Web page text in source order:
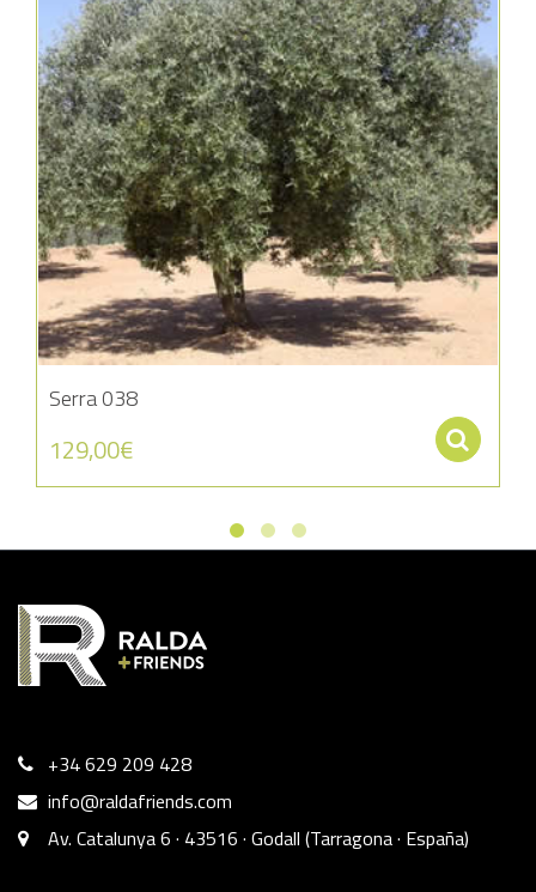
Serra 038
129,00€
+34 629 209 428
info@raldafriends.com
Av. Catalunya 6 · 43516 · Godall (Tarragona · España)